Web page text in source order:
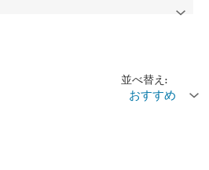
並べ替え:
おすすめ